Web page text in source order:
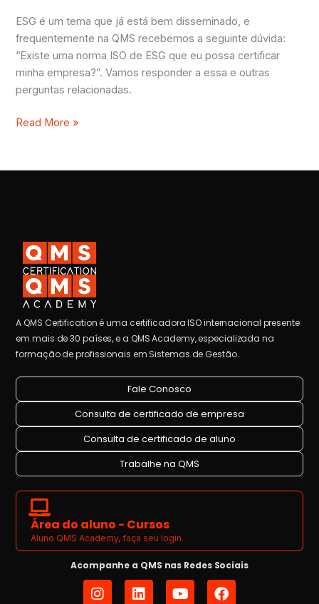
ESG é um tema que já está bem disseminado, e
frequentemente na QMS recebemos a seguinte dúvida:
“Existe uma norma ISO de ESG que eu possa certificar
minha empresa?”. Vamos responder a essa e outras
perguntas relacionadas.
Read More »
A QMS Certification é uma certificadora ISO internacional presente
em mais de 30 países, e a QMS Academy, especializada na
formação de profissionais em Sistemas de Gestão.
Fale Conosco
Consulta de certificado de empresa
Consulta de certificado de aluno
Trabalhe na QMS
Área do aluno - Cursos
Aluno QMS Academy, faça seu login.
Acompanhe a QMS nas Redes Sociais
I
n
L
i
Y
o
F
a